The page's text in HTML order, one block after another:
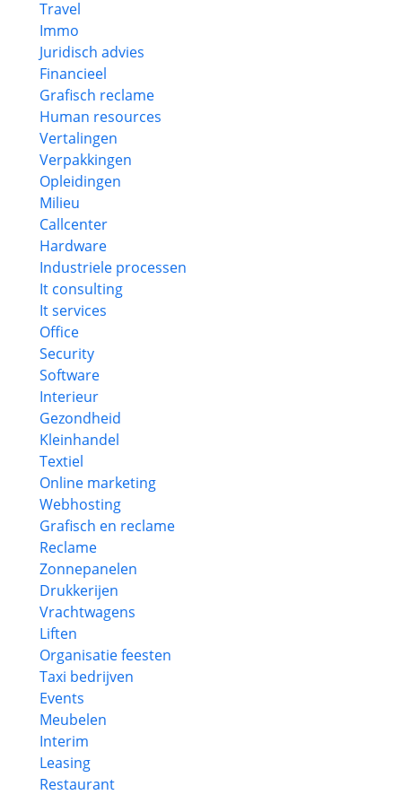
Travel
Immo
Juridisch advies
Financieel
Grafisch reclame
Human resources
Vertalingen
Verpakkingen
Opleidingen
Milieu
Callcenter
Hardware
Industriele processen
It consulting
It services
Office
Security
Software
Interieur
Gezondheid
Kleinhandel
Textiel
Online marketing
Webhosting
Grafisch en reclame
Reclame
Zonnepanelen
Drukkerijen
Vrachtwagens
Liften
Organisatie feesten
Taxi bedrijven
Events
Meubelen
Interim
Leasing
Restaurant